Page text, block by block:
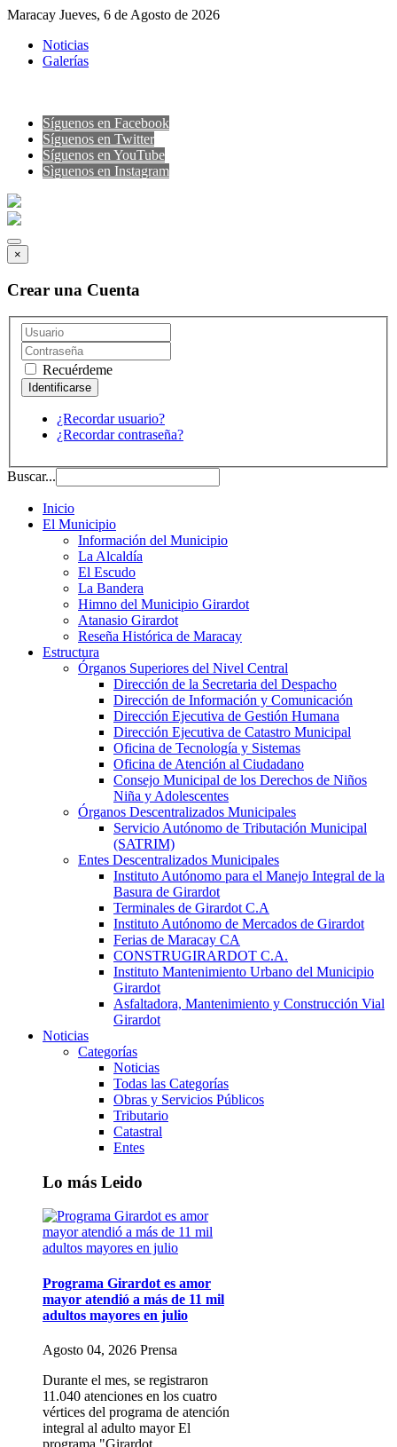
Maracay Jueves, 6 de Agosto de 2026
Noticias
Galerías
Síguenos en Facebook
Síguenos en Twitter
Síguenos en YouTube
Sìguenos en Instagram
×
Crear una Cuenta
Recuérdeme
¿Recordar usuario?
¿Recordar contraseña?
Buscar...
Inicio
El Municipio
Información del Municipio
La Alcaldía
El Escudo
La Bandera
Himno del Municipio Girardot
Atanasio Girardot
Reseña Histórica de Maracay
Estructura
Órganos Superiores del Nivel Central
Dirección de la Secretaria del Despacho
Dirección de Información y Comunicación
Dirección Ejecutiva de Gestión Humana
Dirección Ejecutiva de Catastro Municipal
Oficina de Tecnología y Sistemas
Oficina de Atención al Ciudadano
Consejo Municipal de los Derechos de Niños
Niña y Adolescentes
Órganos Descentralizados Municipales
Servicio Autónomo de Tributación Municipal
(SATRIM)
Entes Descentralizados Municipales
Instituto Autónomo para el Manejo Integral de la
Basura de Girardot
Terminales de Girardot C.A
Instituto Autónomo de Mercados de Girardot
Ferias de Maracay CA
CONSTRUGIRARDOT C.A.
Instituto Mantenimiento Urbano del Municipio
Girardot
Asfaltadora, Mantenimiento y Construcción Vial
Girardot
Noticias
Categorías
Noticias
Todas las Categorías
Obras y Servicios Públicos
Tributario
Catastral
Entes
Lo más Leido
Programa Girardot es amor
mayor atendió a más de 11 mil
adultos mayores en julio
Agosto 04, 2026 Prensa
Durante el mes, se registraron
11.040 atenciones en los cuatro
vértices del programa de atención
integral al adulto mayor El
programa "Girardot ...